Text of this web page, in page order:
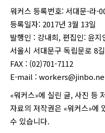
워커스 등록번호: 서대문-라-
등록일자: 2017년 3월 13일
발행인 : 강내희, 편집인: 윤지
서울시 서대문구 독립문로 8
FAX : (02)701-7112
E-mail :
«워커스»에 실린 글, 사진 등
자료의 저작권은 «워커스»에
수 있습니다.